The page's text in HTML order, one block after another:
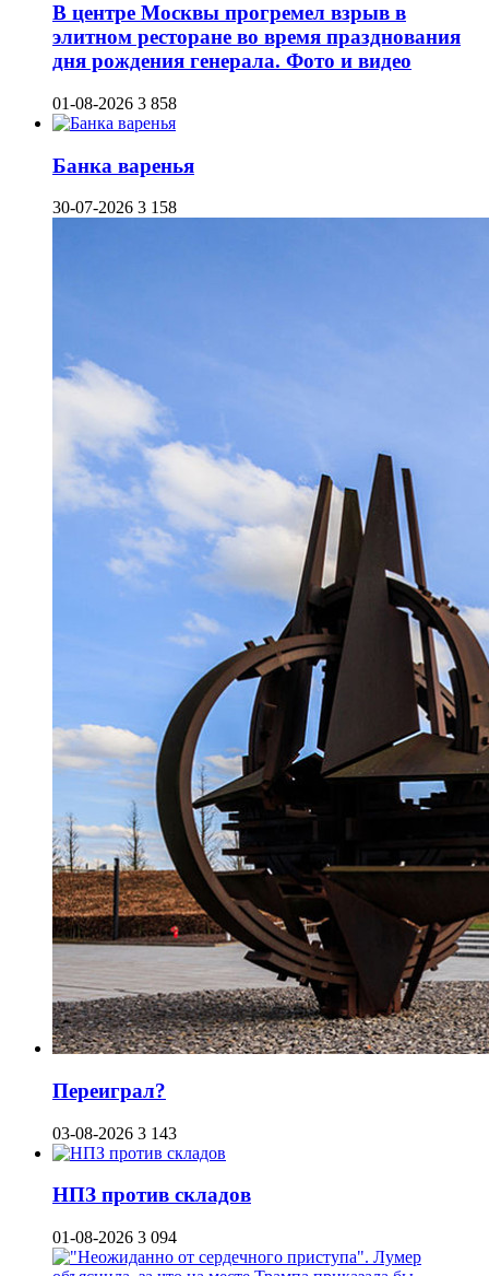
В центре Москвы прогремел взрыв в
элитном ресторане во время празднования
дня рождения генерала. Фото и видео
01-08-2026 3 858
Банка варенья
30-07-2026 3 158
Переиграл?
03-08-2026 3 143
НПЗ против складов
01-08-2026 3 094